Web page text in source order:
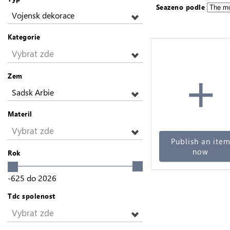
Vojensk dekorace
Kategorie
Vybrat zde
Zem
Sadsk Arbie
Materil
Vybrat zde
Rok
-625 do 2026
Tdc spolenost
Vybrat zde
Seazeno podle
+
Publish an item
now